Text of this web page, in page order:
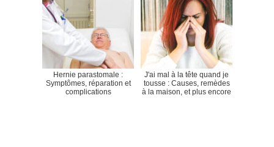
Hernie parastomale :
Symptômes, réparation et
complications
J'ai mal à la tête quand je
tousse : Causes, remèdes
à la maison, et plus encore